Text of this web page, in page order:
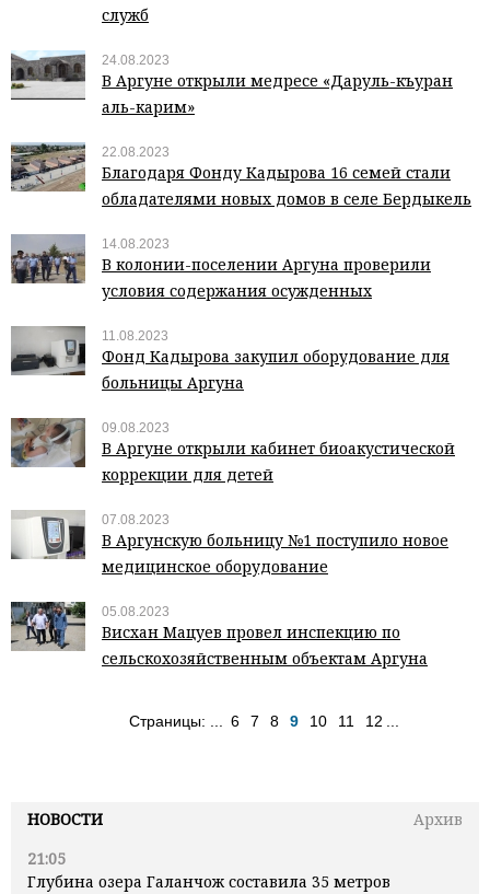
НОВОСТИ
Архив
21:05
Глубина озера Галанчож составила 35 метров
служб
24.08.2023
В Аргуне открыли медресе «Даруль-къуран
аль-карим»
22.08.2023
Благодаря Фонду Кадырова 16 семей стали
обладателями новых домов в селе Бердыкель
14.08.2023
В колонии-поселении Аргуна проверили
условия содержания осужденных
11.08.2023
Фонд Кадырова закупил оборудование для
больницы Аргуна
09.08.2023
В Аргуне открыли кабинет биоакустической
коррекции для детей
07.08.2023
В Аргунскую больницу №1 поступило новое
медицинское оборудование
05.08.2023
Висхан Мацуев провел инспекцию по
сельскохозяйственным объектам Аргуна
Страницы: ... 6 7 8 9 10 11 12 ...